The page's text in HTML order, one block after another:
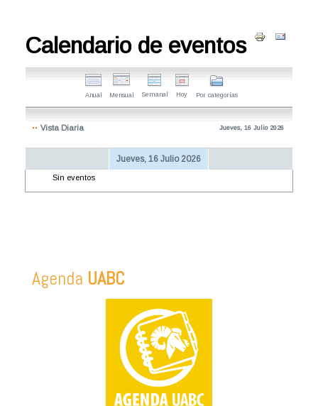
Calendario de eventos
Anual Mensual Semanal Hoy Por categorías
Vista Diaria Jueves, 16 Julio 2026
Jueves, 16 Julio 2026
Sin eventos
Agenda UABC